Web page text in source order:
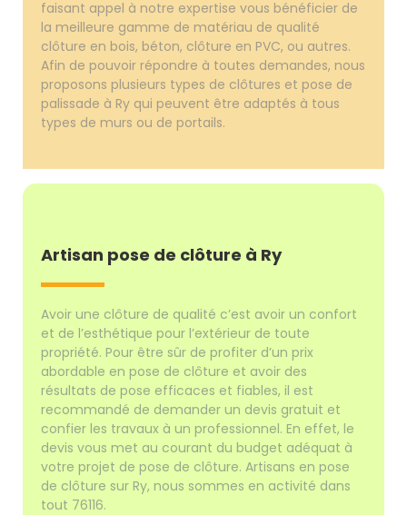
faisant appel à notre expertise vous bénéficier de
la meilleure gamme de matériau de qualité
clôture en bois, béton, clôture en PVC, ou autres.
Afin de pouvoir répondre à toutes demandes, nous
proposons plusieurs types de clôtures et pose de
palissade à Ry qui peuvent être adaptés à tous
types de murs ou de portails.
Artisan pose de clôture à Ry
Avoir une clôture de qualité c’est avoir un confort
et de l’esthétique pour l’extérieur de toute
propriété. Pour être sûr de profiter d’un prix
abordable en pose de clôture et avoir des
résultats de pose efficaces et fiables, il est
recommandé de demander un devis gratuit et
confier les travaux à un professionnel. En effet, le
devis vous met au courant du budget adéquat à
votre projet de pose de clôture. Artisans en pose
de clôture sur Ry, nous sommes en activité dans
tout 76116.